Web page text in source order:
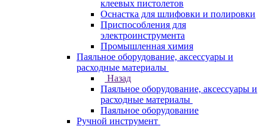
клеевых пистолетов
Оснастка для шлифовки и полировки
Приспособления для
электроинструмента
Промышленная химия
Паяльное оборудование, аксессуары и
расходные материалы
Назад
Паяльное оборудование, аксессуары и
расходные материалы
Паяльное оборудование
Ручной инструмент